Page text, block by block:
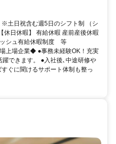
南口 徒歩6分
土日祝含む週5日のシフト制 （シ
休日休暇】 有給休暇 産前産後休暇
シュ有給休暇制度 等
上場企業◆ ●事務未経験OK！充実
できます。 ●入社後､中途研修や
ぐに聞けるサポート体制も整っ